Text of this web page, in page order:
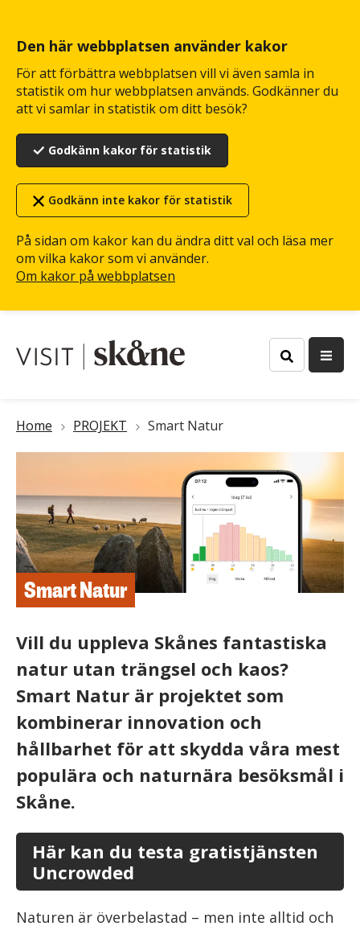
Den här webbplatsen använder kakor
För att förbättra webbplatsen vill vi även samla in
statistik om hur webbplatsen används. Godkänner du
att vi samlar in statistik om ditt besök?
Godkänn kakor för statistik
Godkänn inte kakor för statistik
På sidan om kakor kan du ändra ditt val och läsa mer
om vilka kakor som vi använder.
Om kakor på webbplatsen
huvudinnehåll
Länkstig
Home PROJEKT Smart Natur
Smart Natur
Vill du uppleva Skånes fantastiska
natur utan trängsel och kaos?
Smart Natur är projektet som
kombinerar innovation och
hållbarhet för att skydda våra mest
populära och naturnära besöksmål i
Skåne.
Här kan du testa gratistjänsten
Uncrowded
Naturen är överbelastad – men inte alltid och